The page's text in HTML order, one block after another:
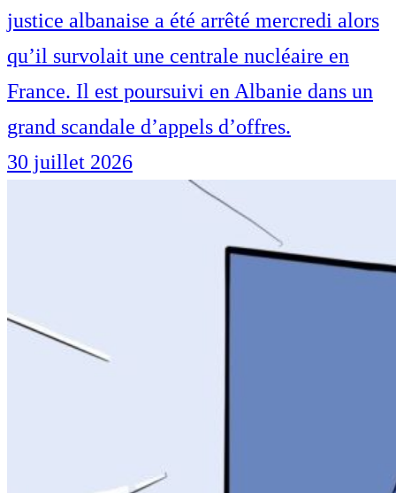
justice albanaise a été arrêté mercredi alors
qu’il survolait une centrale nucléaire en
France. Il est poursuivi en Albanie dans un
grand scandale d’appels d’offres.
30 juillet 2026